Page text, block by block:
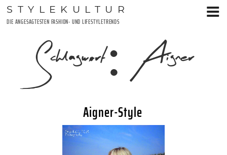
Zum
Inhalt
STYLEKULTUR
DIE ANGESAGTESTEN FASHION- UND LIFESTYLETRENDS
Schlagwort: Aigner
Aigner-Style